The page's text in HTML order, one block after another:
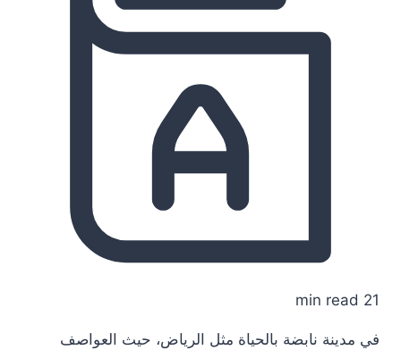
21 min read
في مدينة نابضة بالحياة مثل الرياض، حيث العواصف